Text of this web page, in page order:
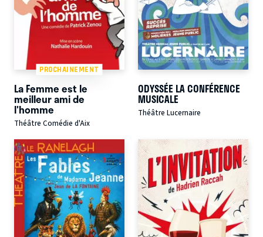
PROCHAINEMENT
La Femme est le
meilleur ami de
l'homme
Théâtre Comédie d'Aix
ODYSSÉE LA CONFÉRENCE
MUSICALE
Théâtre Lucernaire